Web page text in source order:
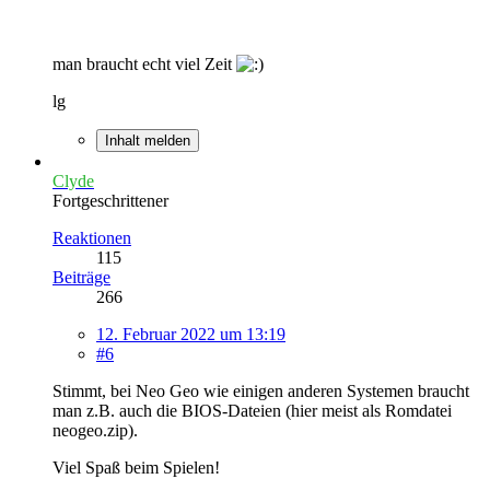
man braucht echt viel Zeit
lg
Inhalt melden
Clyde
Fortgeschrittener
Reaktionen
115
Beiträge
266
12. Februar 2022 um 13:19
#6
Stimmt, bei Neo Geo wie einigen anderen Systemen braucht
man z.B. auch die BIOS-Dateien (hier meist als Romdatei
neogeo.zip).
Viel Spaß beim Spielen!